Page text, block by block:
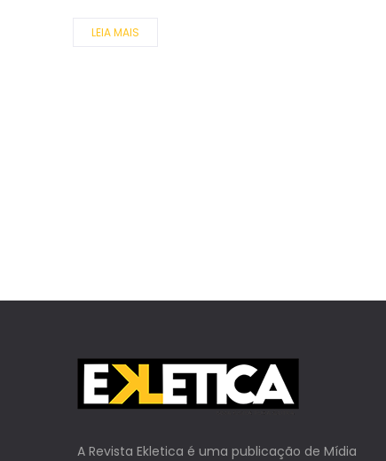
LEIA MAIS
A Revista Ekletica é uma publicação de Mídia